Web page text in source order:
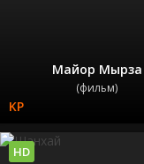
Майор Мырза
(фильм)
HD